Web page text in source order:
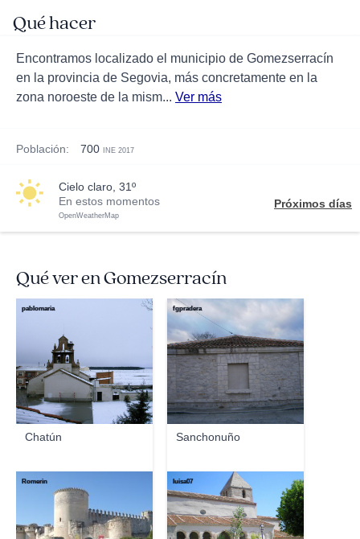
Qué hacer
Encontramos localizado el municipio de Gomezserracín
en la provincia de Segovia, más concretamente en la
zona noroeste de la mism... Ver más
Población: 700 INE 2017
cielo claro, 31º
En estos momentos
OpenWeatherMap
Próximos días
Qué ver en Gomezserracín
Chatún
pablomaria
Sanchonuño
fgpradera
Romerin luisa07